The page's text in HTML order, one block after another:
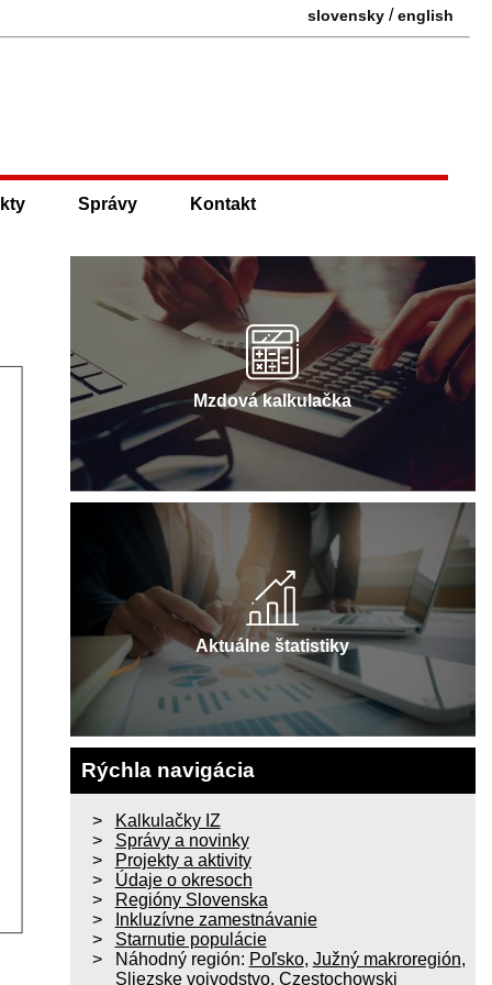
slovensky /english
Správy Kontakt
Mzdová kalkulačka
Aktuálne štatistiky
Rýchla navigácia
Kalkulačky IZ
Správy a novinky
Projekty a aktivity
Údaje o okresoch
Regióny Slovenska
Inkluzívne zamestnávanie
Starnutie populácie
Náhodný región: Poľsko, Južný makroregión,
Sliezske vojvodstvo, Czestochowski